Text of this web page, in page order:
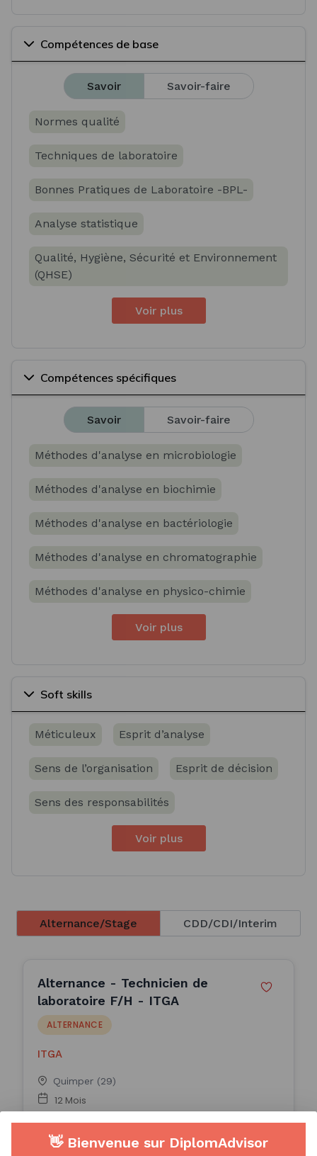
Compétences de base
Savoir Savoir-faire
Normes qualité
Techniques de laboratoire
Bonnes Pratiques de Laboratoire -BPL-
Analyse statistique
Qualité, Hygiène, Sécurité et Environnement
(QHSE)
Voir plus
Compétences spécifiques
Savoir Savoir-faire
Méthodes d'analyse en microbiologie
Méthodes d'analyse en biochimie
Méthodes d'analyse en bactériologie
Méthodes d'analyse en chromatographie
Méthodes d'analyse en physico-chimie
Voir plus
Soft skills
Méticuleux Esprit d’analyse
Sens de l’organisation Esprit de décision
Sens des responsabilités
Voir plus
Alternance/Stage CDD/CDI/Interim
Alternance - Technicien de
laboratoire F/H - ITGA
ALTERNANCE
ITGA
Quimper (29)
12 Mois
Publiée le 30/06/2026
👋 Bienvenue sur DiplomAdvisor